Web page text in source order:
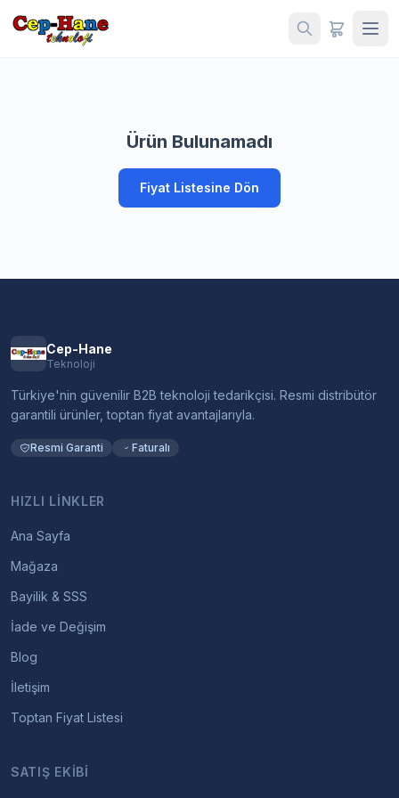
Ürün Bulunamadı
Fiyat Listesine Dön
Cep-Hane
Teknoloji
Türkiye'nin güvenilir B2B teknoloji tedarikçisi. Resmi distribütör
garantili ürünler, toptan fiyat avantajlarıyla.
Resmi Garanti Faturalı
HIZLI LINKLER
Ana Sayfa
Mağaza
Bayilik & SSS
İade ve Değişim
Blog
İletişim
Toptan Fiyat Listesi
SATIŞ EKIBI